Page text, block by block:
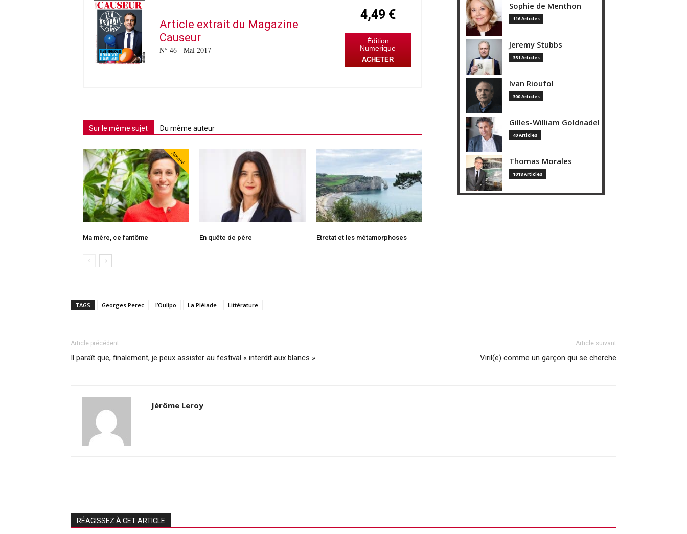
Article extrait du Magazine
Causeur
N° 46 - Mai 2017
4,49 €
Édition
Numerique
ACHETER
Sur le même sujet Du même auteur
Abonné
Ma mère, ce fantôme En quête de père Etretat et les métamorphoses
Sophie de Menthon
116 Articles
Jeremy Stubbs
351 Articles
Ivan Rioufol
300 Articles
Gilles-William Goldnadel
40 Articles
Thomas Morales
1018 Articles
TAGS Georges Perec l’Oulipo La Pléiade Littérature
Article précédent
Il paraît que, finalement, je peux assister au festival « interdit aux blancs »
Article suivant
Viril(e) comme un garçon qui se cherche
Jérôme Leroy
RÉAGISSEZ À CET ARTICLE